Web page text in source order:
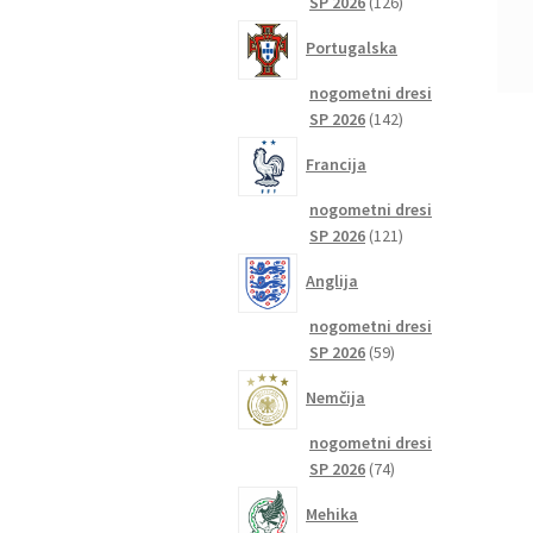
Portugalska
nogometni dresi
SP 2026 142142
Francija
nogometni dresi
SP 2026 121121
Anglija
nogometni dresi
SP 2026 5959
Nemčija
nogometni dresi
SP 2026 7474
Mehika